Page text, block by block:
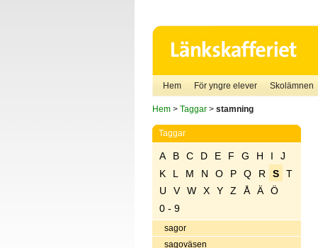
Hem För yngre elever Skolämnen
Hem> Taggar> stamning
Taggar
A B C D E F G H I
J
K
L M N O P Q R S
T
U
V W X Y Z Å Ä
Ö
0 - 9
sagor
sagoväsen